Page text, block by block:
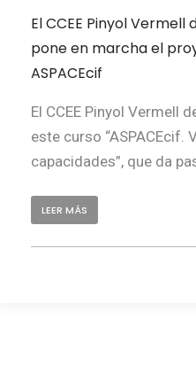
El CCEE Pinyol Vermell
pone en marcha el
ASPACEcif
El CCEE Pinyol Vermell
este curso “ASPACEcif.
capacidades”, que da
LEER MÁS